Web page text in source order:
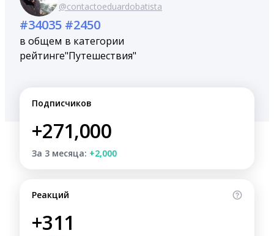
@contactoeduardobatista
#34035
в общем
рейтинге
#2450
в категории
"Путешествия"
Подписчиков
+271,000
За 3 месяца: +2,000
Реакций
+311